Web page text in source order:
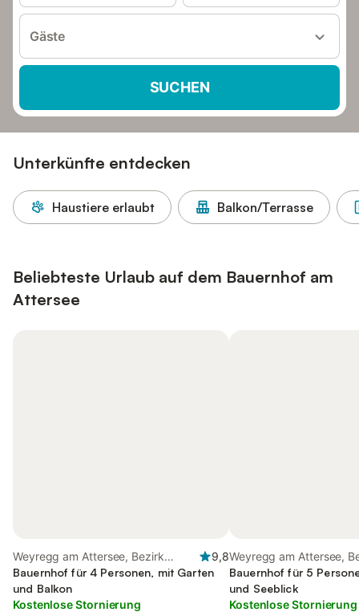
Gäste
SUCHEN
Unterkünfte entdecken
Haustiere erlaubt Balkon/Terrasse
Beliebteste Urlaub auf dem Bauernhof am
Attersee
Weyregg am Attersee, Bezirk
Vöcklabruck
9,8
Bauernhof für 4 Personen, mit Garten
und Balkon
Kostenlose Stornierung
Weyregg am Attersee,
Vöcklabruck
Bauernhof für 5
und Seeblick
Kostenlose Stornierung